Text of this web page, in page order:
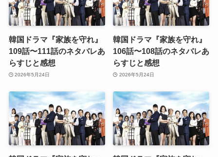
韓国ドラマ『家族を守れ』
109話〜111話のネタバレあ
らすじと感想
2026年5月24日
韓国ドラマ『家族を守れ』
106話〜108話のネタバレあ
らすじと感想
2026年5月24日